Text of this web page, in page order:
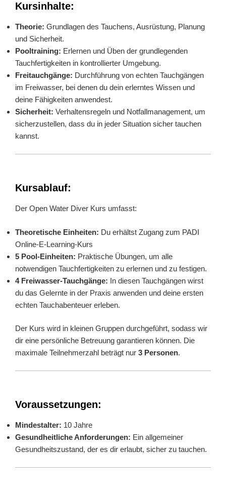
Kursinhalte:
Theorie: Grundlagen des Tauchens, Ausrüstung, Planung
und Sicherheit.
Pooltraining: Erlernen und Üben der grundlegenden
Tauchfertigkeiten in kontrollierter Umgebung.
Freitauchgänge: Durchführung von echten Tauchgängen
im Freiwasser, bei denen du dein erlerntes Wissen und
deine Fähigkeiten anwendest.
Sicherheit: Verhaltensregeln und Notfallmanagement, um
sicherzustellen, dass du in jeder Situation sicher tauchen
kannst.
Kursablauf:
Der Open Water Diver Kurs umfasst:
Theoretische Einheiten: Du erhältst Zugang zum PADI
Online-E-Learning-Kurs
5 Pool-Einheiten: Praktische Übungen, um alle
notwendigen Tauchfertigkeiten zu erlernen und zu festigen.
4 Freiwasser-Tauchgänge: In diesen Tauchgängen wirst
du das Gelernte in der Praxis anwenden und deine ersten
echten Tauchabenteuer erleben.
Der Kurs wird in kleinen Gruppen durchgeführt, sodass wir
dir eine persönliche Betreuung garantieren können. Die
maximale Teilnehmerzahl beträgt nur 3 Personen.
Voraussetzungen:
Mindestalter: 10 Jahre
Gesundheitliche Anforderungen: Ein allgemeiner
Gesundheitszustand, der es dir erlaubt, sicher zu tauchen.